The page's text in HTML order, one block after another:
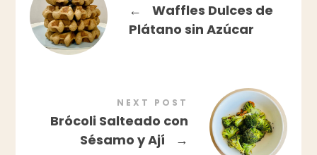
←
Waffles Dulces de
Plátano sin Azúcar
NEXT POST
Brócoli Salteado con
Sésamo y Ají
→